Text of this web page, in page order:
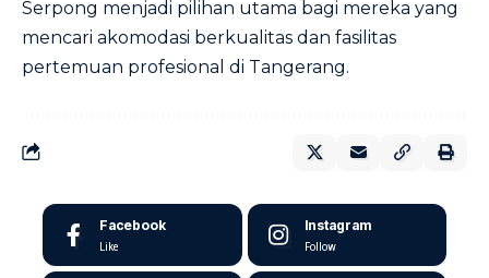
Serpong menjadi pilihan utama bagi mereka yang
mencari akomodasi berkualitas dan fasilitas
pertemuan profesional di Tangerang.
Facebook
Like
Instagram
Follow